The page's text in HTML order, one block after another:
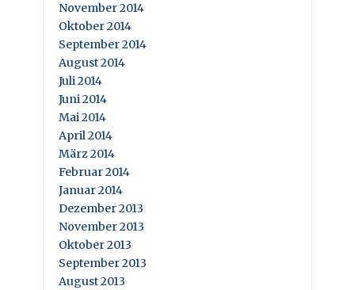
November 2014
Oktober 2014
September 2014
August 2014
Juli 2014
Juni 2014
Mai 2014
April 2014
März 2014
Februar 2014
Januar 2014
Dezember 2013
November 2013
Oktober 2013
September 2013
August 2013